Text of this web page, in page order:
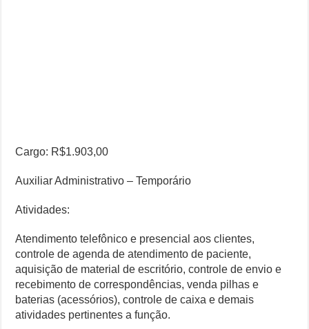
Cargo: R$1.903,00
Auxiliar Administrativo – Temporário
Atividades:
Atendimento telefônico e presencial aos clientes,
controle de agenda de atendimento de paciente,
aquisição de material de escritório, controle de envio e
recebimento de correspondências, venda pilhas e
baterias (acessórios), controle de caixa e demais
atividades pertinentes a função.